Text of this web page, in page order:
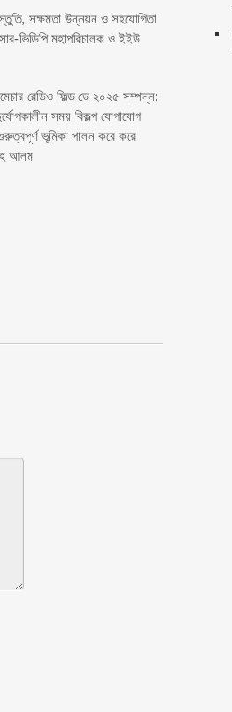
সক্ষমতা উন্নয়ন ও সহযোগিতা
ভিডিপি মহাপরিচালক ও ইইউ
রেডিও ফিল্ড ডে ২০২৫ সম্পন্ন:
সময় বিকল্প যোগাযোগ
ভূমিকা পালন করে করে
আলম